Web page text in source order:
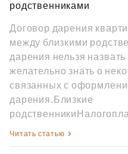
родственниками
Договор дарения
между близкими
дарения нельзя
желательно знать о
связанных с
дарения.Близкие
Читать статью